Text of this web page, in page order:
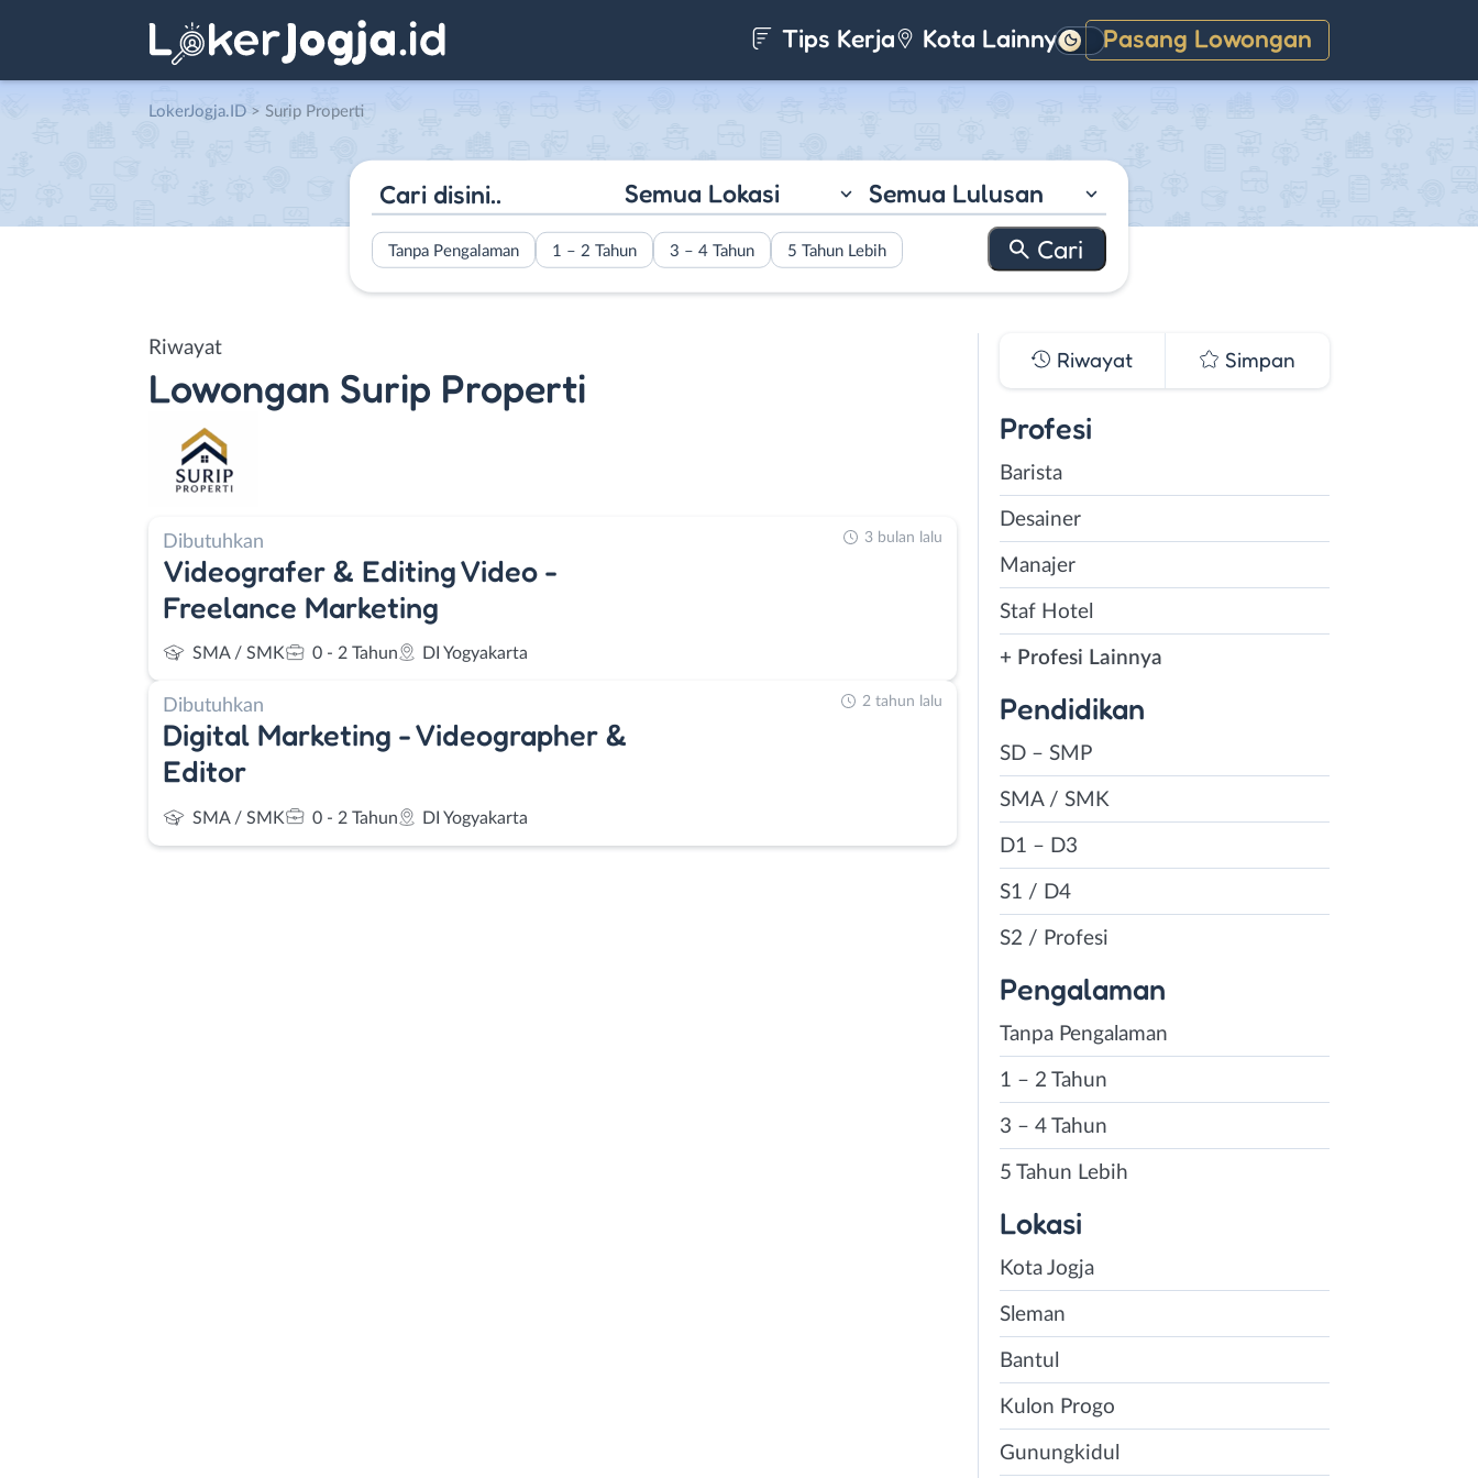
Tips Kerja Kota Lainnya Pasang Lowongan
Gelap
LokerJogja.ID > Surip Properti
Semua Lokasi Semua Lulusan
Tanpa Pengalaman 1 – 2 Tahun 3 – 4 Tahun 5 Tahun Lebih
Riwayat
Lowongan Surip Properti
Dibutuhkan
Videografer & Editing Video -
Freelance Marketing
SMA / SMK 0 - 2 Tahun DI Yogyakarta
3 bulan lalu
Dibutuhkan
Digital Marketing - Videographer &
Editor
SMA / SMK 0 - 2 Tahun DI Yogyakarta
2 tahun lalu
Riwayat Simpan
Profesi
Barista
Desainer
Manajer
Staf Hotel
+ Profesi Lainnya
Pendidikan
SD – SMP
SMA / SMK
D1 – D3
S1 / D4
S2 / Profesi
Pengalaman
Tanpa Pengalaman
1 – 2 Tahun
3 – 4 Tahun
5 Tahun Lebih
Lokasi
Kota Jogja
Sleman
Bantul
Kulon Progo
Gunungkidul